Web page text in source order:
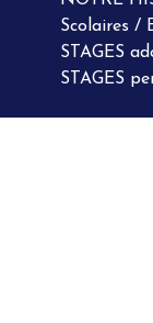
Scolaires /
STAGES
STAGES